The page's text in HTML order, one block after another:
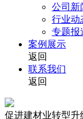
公司新
行业动
专题报
案例展示
返回
联系我们
返回
促进建材业转型